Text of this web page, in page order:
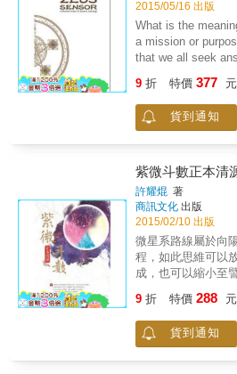
數不是萬能的，也
就是一種數字統計
學，其知識架構不
基礎；因此，看待
平常心視之，可以
學的好奇心；可以
心靈層次；或是視
影，盡情享受其趣
人吉凶，確實有其
成敗因素有很多，
著或盲信態度，尤
而影響正常情緒，
個人個性、性向、
境與難題，終究要
常教育管道，認清
題，才是一條正確
2015/05/16 出版
What is the
a mission or
that we all seek
system of Zi Wei
component is the
map and weather
is derived from
sky known as
locations during
As a result , the
and detailed
allows us to view
accurately
future. & Unlike other systems based on
Chinese astrology,
modern lifestyle.
names and
Primary Stars
9 折 特價 377 元
貨到通知
紫微斗數正本清
許耀焜 著
商訊文化 出版
2015/02/10 出版
微星系路線屬於向
程，如此思維可以
成，也可以縮小至
由顯到隱的佈局，
自然乃至每個人的
&hellip;&hellip; & 紫微斗數有著初始設定的
9 折 特價 288 元
貨到通知